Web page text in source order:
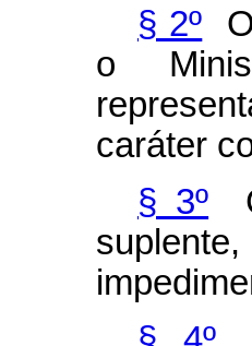
§ 2º
o
caráter
§ 3º